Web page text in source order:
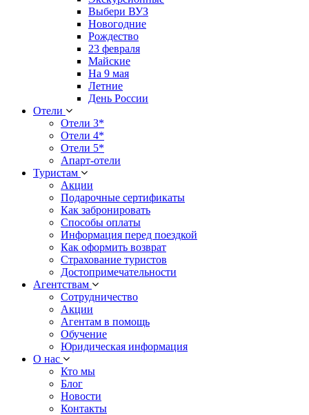
Выбери ВУЗ
Новогодние
Рождество
23 февраля
Майские
На 9 мая
Летние
День России
Отели
Отели 3*
Отели 4*
Отели 5*
Апарт-отели
Туристам
Акции
Подарочные сертификаты
Как забронировать
Способы оплаты
Информация перед поездкой
Как оформить возврат
Страхование туристов
Достопримечательности
Агентствам
Сотрудничество
Акции
Агентам в помощь
Обучение
Юридическая информация
О нас
Кто мы
Блог
Новости
Контакты